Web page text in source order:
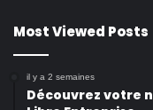
Most Viewed Posts
il y a 2 semaines
Découvrez votre